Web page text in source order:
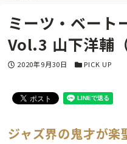
ミーツ・ベート
Vol.3 山下洋輔（
投稿日
2020年9月30日 カテゴリー
PICK UP
ジャズ界の鬼才が楽